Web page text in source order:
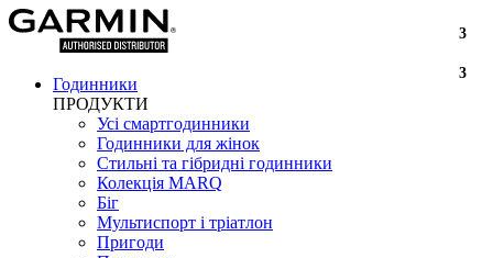
Годинники
ПРОДУКТИ
Усі смартгодинники
Годинники для жінок
Стильні та гібридні годинники
Колекція MARQ
Біг
Мультиспорт і тріатлон
Пригоди
3
3